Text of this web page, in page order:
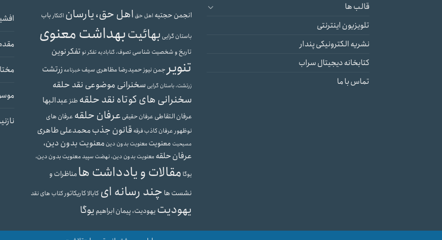
قالب ها
تلویزیون اینترنتی
نشریه الکترونیکی پندار
کتابخانه دیجیتال سراب
تماس با ما
انجمن حجتیه اهل حق اهل حق، یارسان اکنکارباب
باستان گرایی بهائیتبهداشت معنوی
تاریخ و شخصیت شناسی تصوف، گنابادیه تفکر نوتفکر نوین
تنویر جمن نیوز حمیدرضا مظاهری سیفخبرنامهزرتشت
زرتشت، باستان گرایی سخنرانی موضوعی نقد حلقه
سخنرانی های کوتاه نقد حلقه طنز عبدالبها
عرفان التقاطی عرفان حقیقی عرفان حلقه عرفان های
نوظهور عرفان کاذبفرقه قانون جذبمحمدعلی طاهری
مسیحیت معنویت معنویت بدون دین معنویت بدون دین،
عرفان حلقه معنویت بدون دین، نهضت سپیدمعنویت بدون دین،
یوگا مقالات و یادداشت هامناظرات و
نشست ها چند رسانه ای کابالاکاریکاتور کتاب های نقد
یهودیت یهودیت، پیمان ابراهیم یوگا